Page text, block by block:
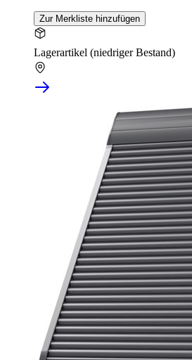
Zur Merkliste hinzufügen
Lagerartikel (niedriger Bestand)